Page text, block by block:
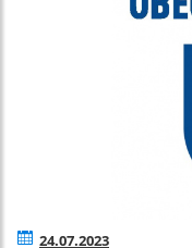
24.07.2023